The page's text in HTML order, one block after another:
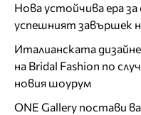
Нова устойчива ера
успешният завършек
Италианската
на Bridal Fashion по
новия шоурум
ONE Gallery постави